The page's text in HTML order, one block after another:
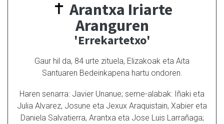
Arantxa Iriarte
Aranguren
'Errekartetxo'
Gaur hil da, 84 urte zituela, Elizakoak eta Aita
Santuaren Bedeinkapena hartu ondoren.
Haren senarra: Javier Unanue; seme-alabak: Iñaki eta
Julia Alvarez, Josune eta Jexux Araquistain, Xabier eta
Daniela Salvatierra, Arantxa eta Jose Luis Larrañaga;